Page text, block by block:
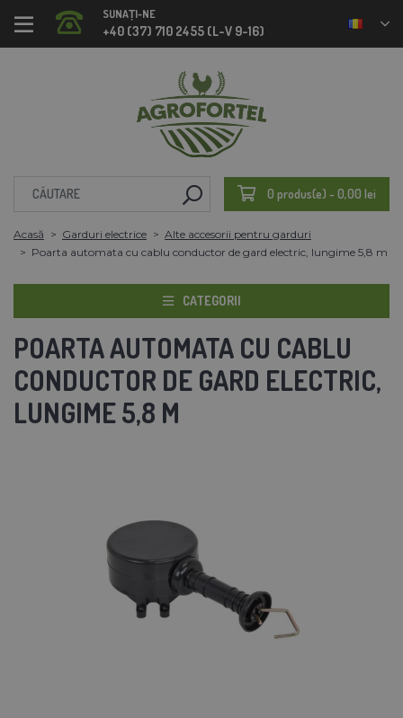
SUNAȚI-NE
+40 (37) 710 2455 (L-V 9-16)
0 produs(e) - 0,00 lei
Acasă Garduri electrice
Alte accesorii pentru garduri
Poarta automata cu cablu conductor de gard electric, lungime 5,8 m
CATEGORII
POARTA AUTOMATA CU CABLU
CONDUCTOR DE GARD ELECTRIC,
LUNGIME 5,8 M